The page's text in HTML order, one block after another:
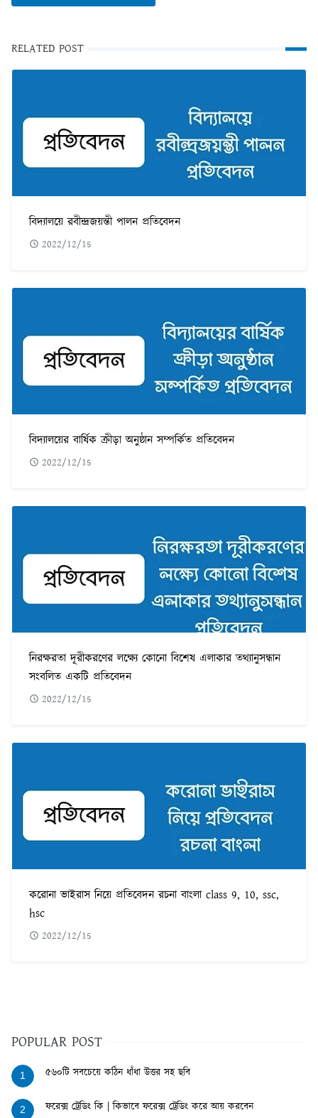
RELATED POST
বিদ্যালয়ে রবীন্দ্রজয়ন্তী পালন প্রতিবেদন
2022/12/15
বিদ্যালয়ের বার্ষিক ক্রীড়া অনুষ্ঠান সম্পর্কিত প্রতিবেদন
2022/12/15
নিরক্ষরতা দূরীকরণের লক্ষ্যে কোনো বিশেষ এলাকার তথ্যানুসন্ধান
সংবলিত একটি প্রতিবেদন
2022/12/15
করোনা ভাইরাস নিয়ে প্রতিবেদন রচনা বাংলা class 9, 10, ssc,
hsc
2022/12/15
POPULAR POST
1 ৫৬০টি সবচেয়ে কঠিন ধাঁধা উত্তর সহ ছবি
2 ফরেক্স ট্রেডিং কি | কিভাবে ফরেক্স ট্রেডিং করে আয় করবেন